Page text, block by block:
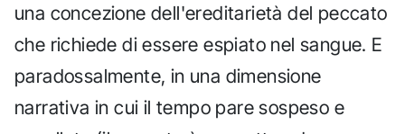
una concezione dell'ereditarietà del peccato
che richiede di essere espiato nel sangue. E
paradossalmente, in una dimensione
narrativa in cui il tempo pare sospeso e